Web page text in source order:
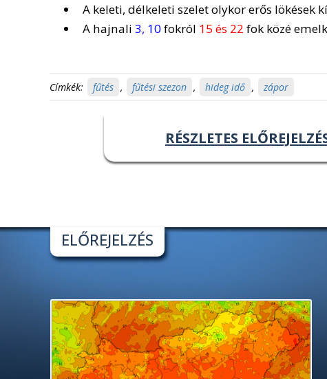
A keleti, délkeleti szelet olykor erős lökések
A hajnali 3, 10fokról 15 és 22 fok közé
Címkék: fűtés , fűtési szezon , hideg idő , zápor
RÉSZLETES
ELŐREJELZÉS